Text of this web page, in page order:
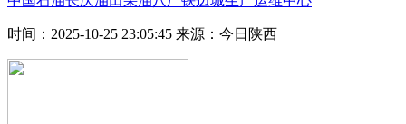
时间：2025-10-25 23:05:45 来源：今日陕西